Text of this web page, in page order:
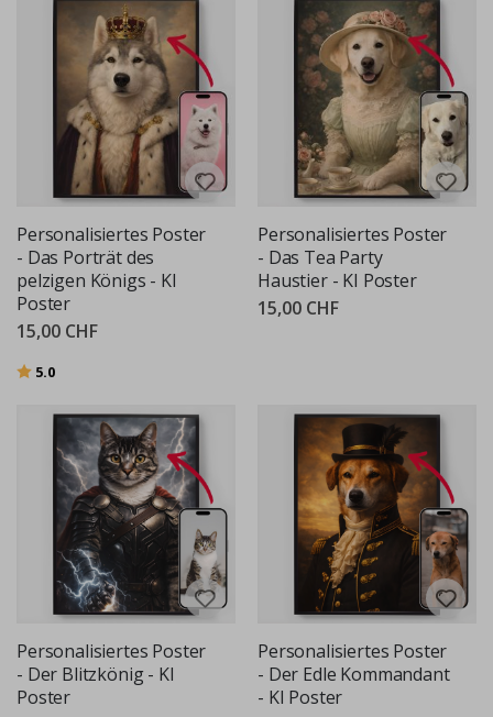
Personalisiertes Poster
- Das Porträt des
pelzigen Königs - KI
Poster
15,00 CHF
Bewertung:
5.0
Personalisiertes Poster
- Das Tea Party
Haustier - KI Poster
15,00 CHF
Personalisiertes Poster
- Der Blitzkönig - KI
Poster
Personalisiertes Poster
- Der Edle Kommandant
- KI Poster